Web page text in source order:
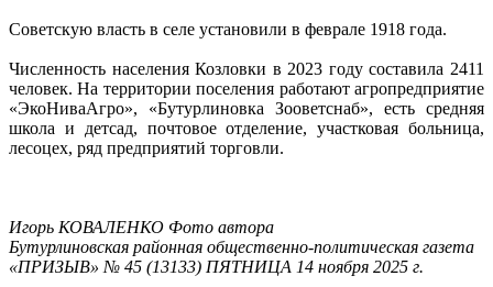
Советскую власть в селе установили в феврале 1918 года.
Численность населения Козловки в 2023 году составила 2411
человек. На территории поселения работают агропредприятие
«ЭкоНиваАгро», «Бутурлиновка Зооветснаб», есть средняя
школа и детсад, почтовое отделение, участковая больница,
лесоцех, ряд предприятий торговли.
Игорь КОВАЛЕНКО Фото автора
Бутурлиновская районная общественно-политическая газета
«ПРИЗЫВ» № 45 (13133) ПЯТНИЦА 14 ноября 2025 г.